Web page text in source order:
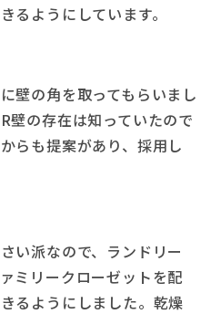
るようにしています。
壁の角を取ってもらいまし
壁の存在は知っていたので
らも提案があり、採用し
い派なので、ランドリー
ミリークローゼットを配
るようにしました。乾燥